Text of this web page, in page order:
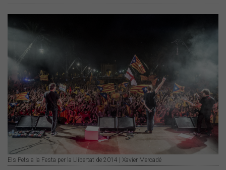
Els Pets a la Festa per la Llibertat de 2014 | Xavier Mercadé